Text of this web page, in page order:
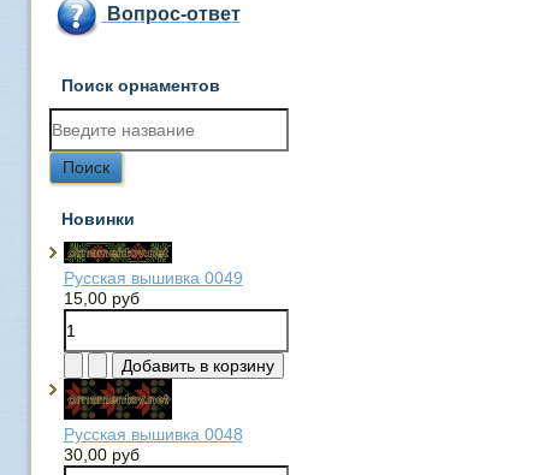
Вопрос-ответ
Поиск орнаментов
Новинки
Русская вышивка 0049
15,00 руб
Русская вышивка 0048
30,00 руб